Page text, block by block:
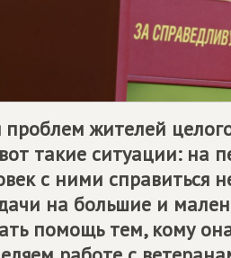
проблем жителей
такие ситуации: на
с ними справиться
на большие и
помощь тем, кому